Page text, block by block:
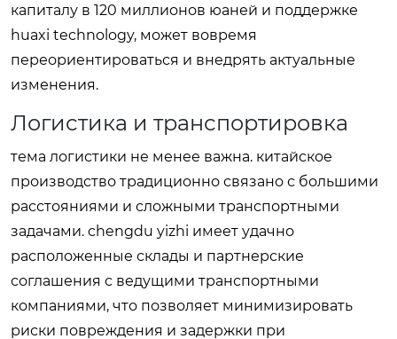
капиталу в 120 миллионов юаней и поддержке
huaxi technology, может вовремя
переориентироваться и внедрять актуальные
изменения.
Логистика и транспортировка
тема логистики не менее важна. китайское
производство традиционно связано с большими
расстояниями и сложными транспортными
задачами. chengdu yizhi имеет удачно
расположенные склады и партнерские
соглашения с ведущими транспортными
компаниями, что позволяет минимизировать
риски повреждения и задержки при